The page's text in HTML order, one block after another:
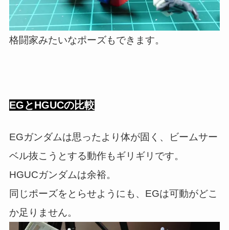
格闘家みたいなポーズもできます。
EGとHGUCの比較
EGガンダムは思ったより体が固く、ビームサー
ベル抜こうとする動作もギリギリです。
HGUCガンダムは余裕。
同じポーズをとらせようにも、EGは可動がどこ
か足りません。